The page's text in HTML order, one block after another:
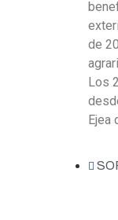
de
Los
Ejea